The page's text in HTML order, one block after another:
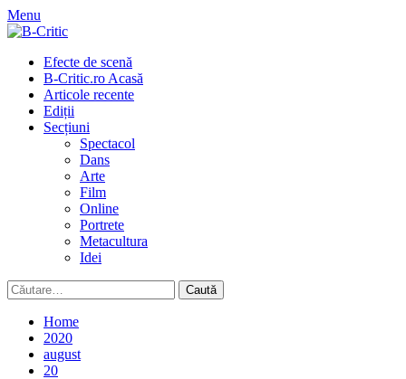
Skip
to
Menu
Primary
Menu
Efecte de scenă
B-Critic.ro Acasă
Articole recente
Ediții
Secțiuni
Spectacol
Dans
Arte
Film
Online
Portrete
Metacultura
Idei
Caută
după:
Home
2020
august
20